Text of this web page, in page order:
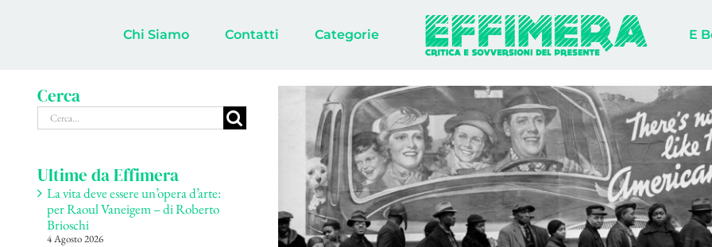
Chi Siamo Contatti Categorie E
Cerca
Cerca
per:
Ultime da Effimera
La vita deve essere un’opera d’arte:
per Raoul Vaneigem – di Roberto
Brioschi
4 Agosto 2026